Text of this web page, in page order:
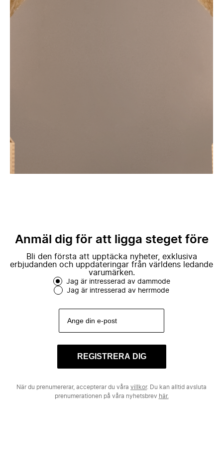
Anmäl dig för att ligga steget före
Bli den första att upptäcka nyheter, exklusiva
erbjudanden och uppdateringar från världens ledande
varumärken.
Jag är intresserad av dammode
Jag är intresserad av herrmode
REGISTRERA DIG
När du prenumererar, accepterar du våra villkor. Du kan alltid avsluta
prenumerationen på våra nyhetsbrev här.